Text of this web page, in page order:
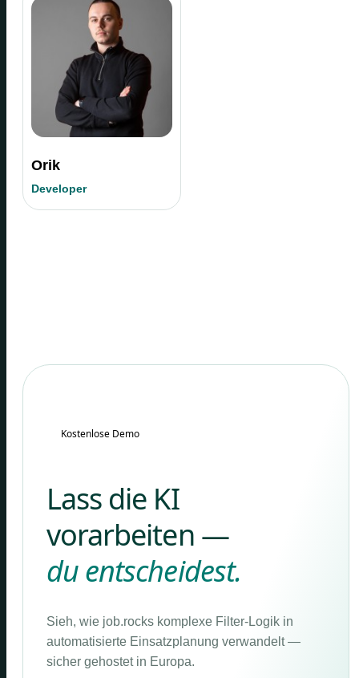
Orik
Developer
Kostenlose Demo
Lass die KI
vorarbeiten —
du entscheidest.
Sieh, wie job.rocks komplexe Filter-Logik in
automatisierte Einsatzplanung verwandelt —
sicher gehostet in Europa.